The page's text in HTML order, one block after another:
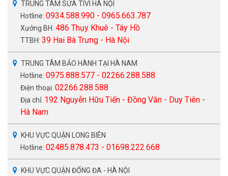
TRUNG TÂM SỬA TIVI HÀ NỘI
Hotline: 0934.588.990 - 0965.663.787
Xưởng BH: 486 Thụy Khuê - Tây Hồ
TTBH: 39 Hai Bà Trưng - Hà Nội
TRUNG TÂM BẢO HÀNH TẠI HÀ NAM
Hotline: 0975.888.577 - 02266.288.588
Điện thoại: 02266.288.588
Địa chỉ: 192 Nguyễn Hữu Tiến - Đồng Văn - Duy Tiên -
Hà Nam
KHU VỰC QUẬN LONG BIÊN
Hotline: 02485.878.473 - 01698.222.668
KHU VỰC QUẬN ĐỐNG ĐA - HÀ NỘI